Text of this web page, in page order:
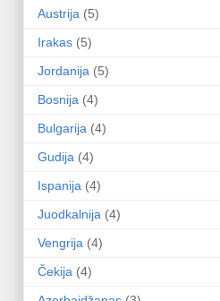
Austrija (5)
Irakas (5)
Jordanija (5)
Bosnija (4)
Bulgarija (4)
Gudija (4)
Ispanija (4)
Juodkalnija (4)
Vengrija (4)
Čekija (4)